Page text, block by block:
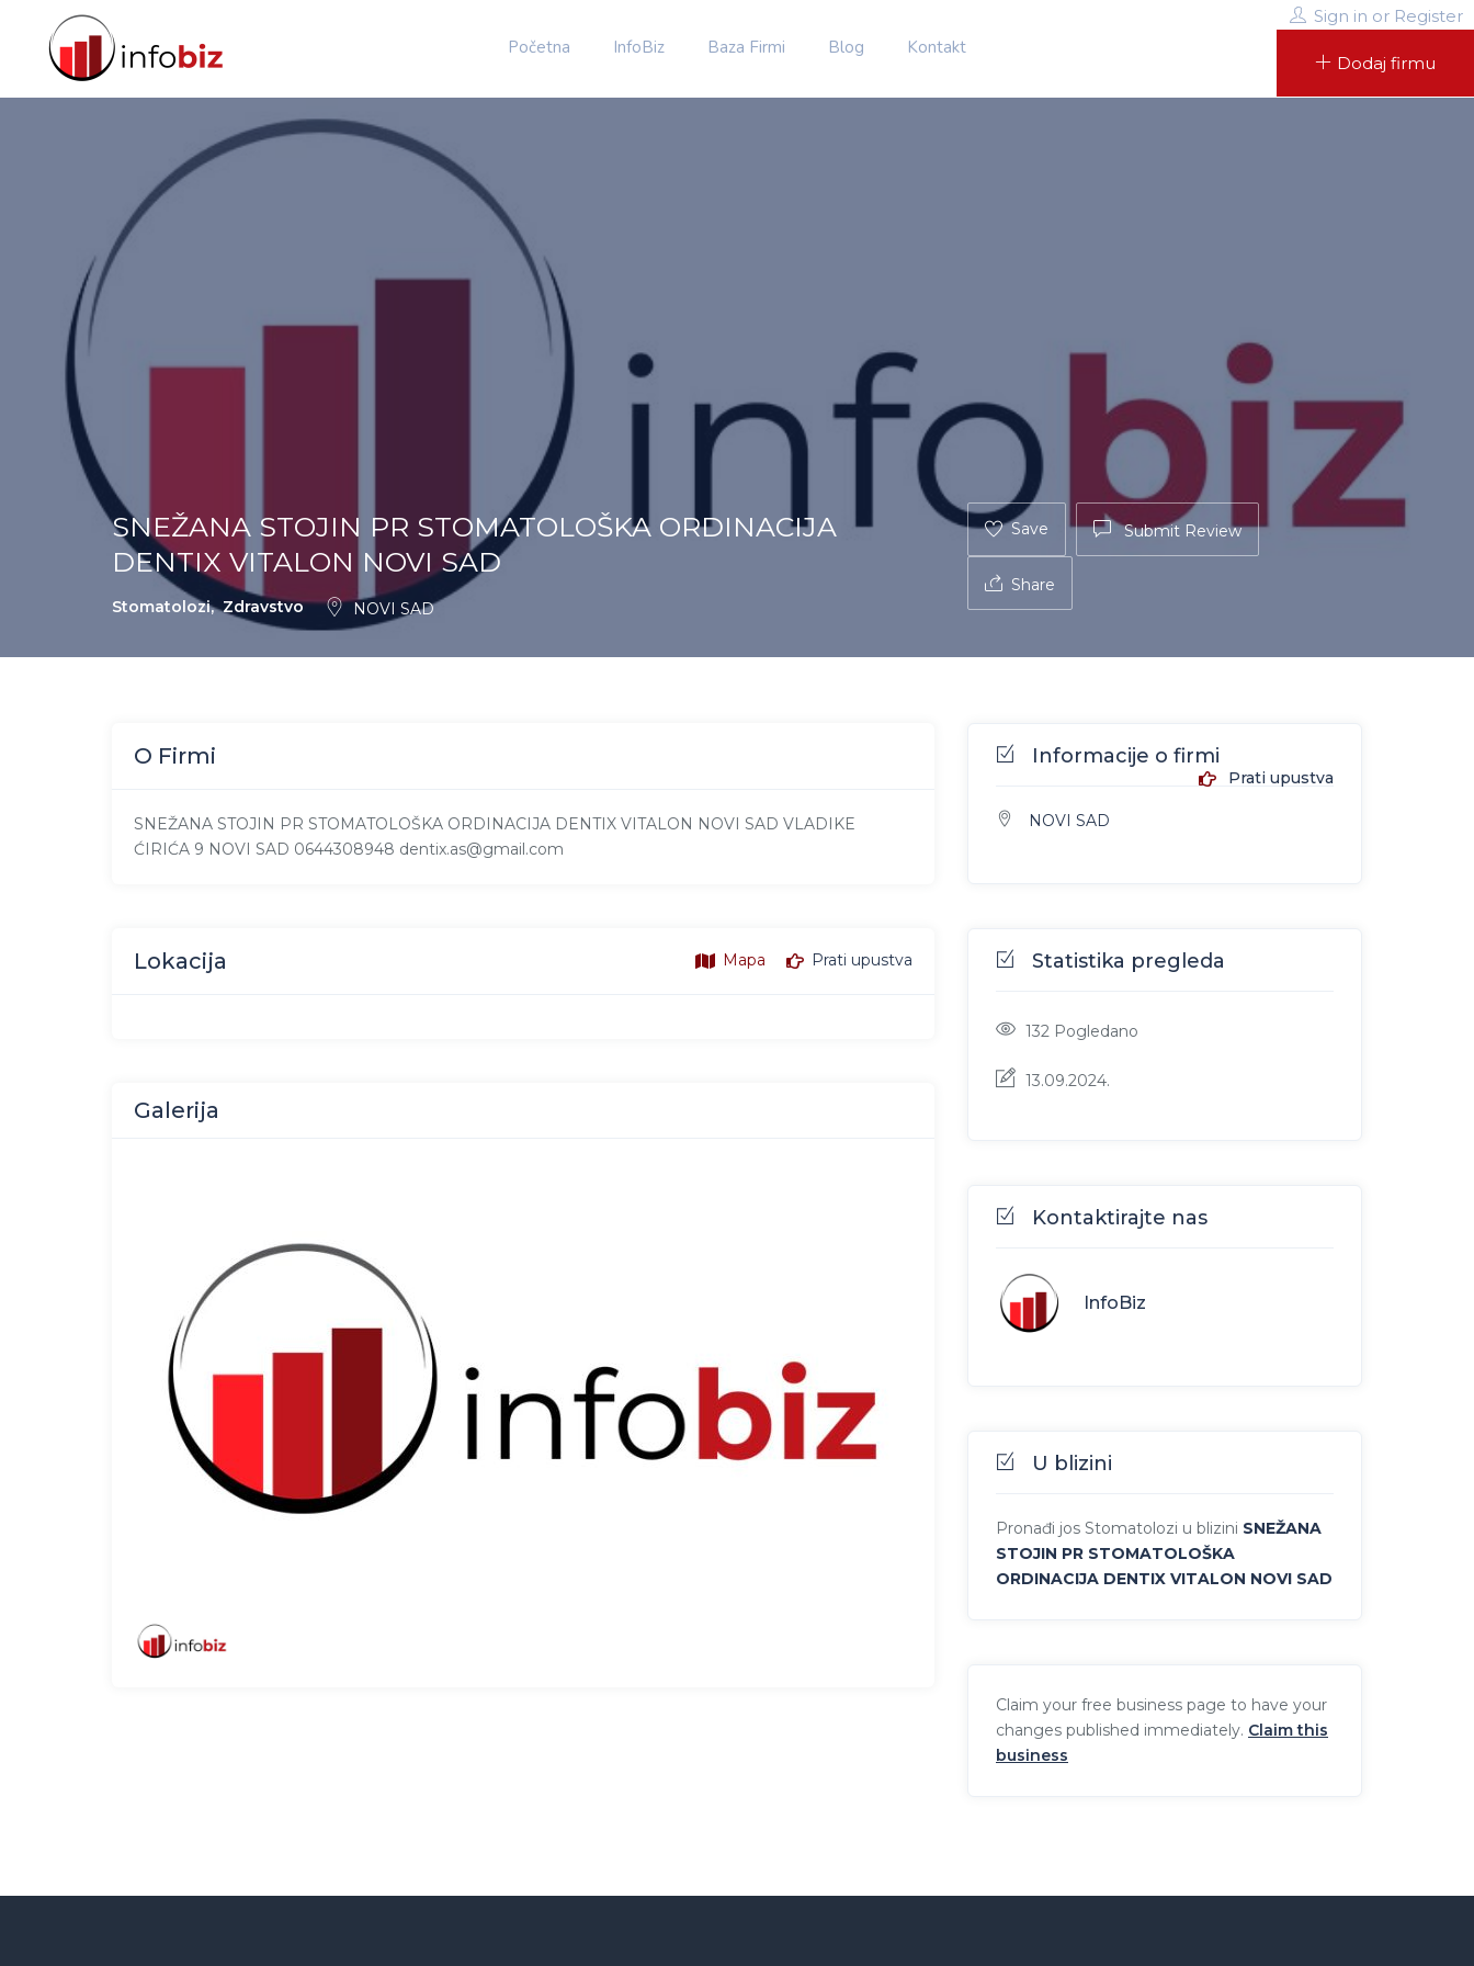
Početna InfoBiz Baza Firmi Blog Kontakt
Sign in or Register
Dodaj firmu
SNEŽANA STOJIN PR STOMATOLOŠKA ORDINACIJA
DENTIX VITALON NOVI SAD
Stomatolozi, Zdravstvo NOVI SAD
Save Submit Review
Share
O Firmi
SNEŽANA STOJIN PR STOMATOLOŠKA ORDINACIJA DENTIX VITALON NOVI SAD VLADIKE
ĆIRIĆA 9 NOVI SAD 0644308948 dentix.as@gmail.com
Lokacija Mapa Prati upustva
Galerija
Informacije o firmi
Prati upustva
NOVI SAD
Statistika pregleda
132 Pogledano
13.09.2024.
Kontaktirajte nas
InfoBiz
U blizini
Pronađi jos Stomatolozi u blizini SNEŽANA
STOJIN PR STOMATOLOŠKA
ORDINACIJA DENTIX VITALON NOVI SAD
Claim your free business page to have your
changes published immediately. Claim this
business